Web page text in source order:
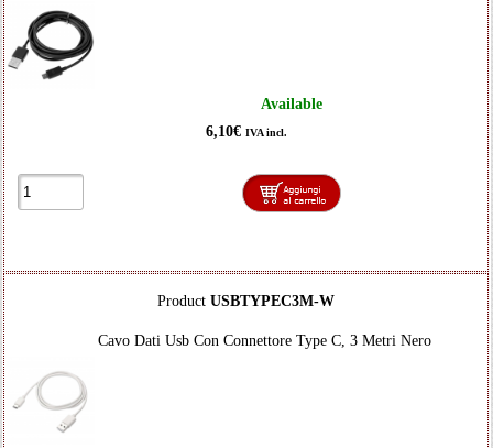
Available
6,10€ IVA incl.
Product USBTYPEC3M-W
Cavo Dati Usb Con Connettore Type C, 3 Metri Nero